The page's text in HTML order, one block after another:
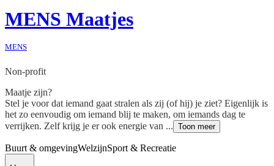
MENS Maatjes
MENS
Non-profit
Maatje zijn?
Stel je voor dat iemand gaat stralen als zij (of hij) je ziet? Eigenlijk is
het zo eenvoudig om iemand blij te maken, om iemands dag te
verrijken. Zelf krijg je er ook energie van ... Toon meer
Buurt & omgevingWelzijnSport & Recreatie